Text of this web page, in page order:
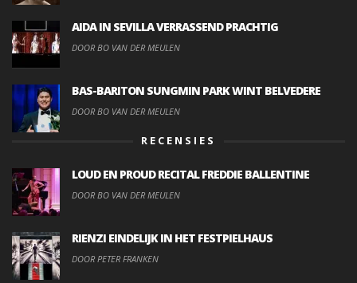
AIDA IN SEVILLA VERRASSEND PRACHTIG
DOOR BO VAN DER MEULEN
BAS-BARITON SUNGMIN PARK WINT BELVEDERE
DOOR BO VAN DER MEULEN
RECENSIES
LOUD EN PROUD RECITAL FREDDIE BALLENTINE
DOOR BO VAN DER MEULEN
RIENZI EINDELIJK IN HET FESTPIELHAUS
DOOR PETER FRANKEN